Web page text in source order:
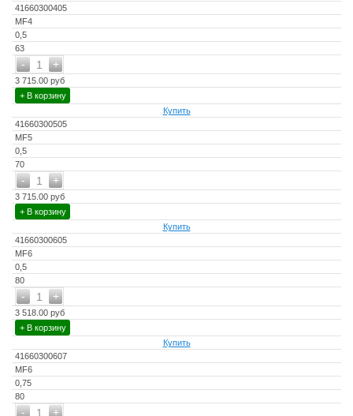
41660300405
MF4
0,5
63
+
- 1
3 715.00 руб
+ В корзину
Купить
41660300505
MF5
0,5
70
+
- 1
3 715.00 руб
+ В корзину
Купить
41660300605
MF6
0,5
80
+
- 1
3 518.00 руб
+ В корзину
Купить
41660300607
MF6
0,75
80
+
- 1